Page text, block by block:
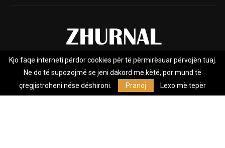
Rreth nesh Impresumi Marketing
Privacy Policy
Zhurnal.mk është Agjenci e Lajmeve e pavarur, e themeluar në vitin
Kjo faqe interneti përdor cookies për të përmirësuar përvojën tuaj.
Ne do të supozojmë se jeni dakord me këtë, por mund të
çregjistroheni nëse dëshironi.
Pranoj Lexo më tepër